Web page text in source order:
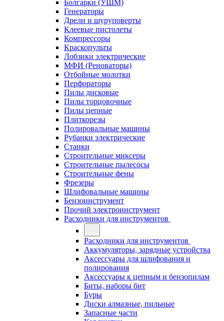
Болгарки (УШМ)
Генераторы
Дрели и шуруповерты
Клеевые пистолеты
Компрессоры
Краскопульты
Лобзики электрические
МФИ (Реноваторы)
Отбойные молотки
Перфораторы
Пилы дисковые
Пилы торцовочные
Пилы цепные
Плиткорезы
Полировальные машины
Рубанки электрические
Станки
Строительные миксеры
Строительные пылесосы
Строительные фены
Фрезеры
Шлифовальные машины
Бензоинструмент
Прочий электроинструмент
Расходники для инструментов
Расходники для инструментов
Аккумуляторы, зарядные устройства
Аксессуары для шлифования и
полирования
Аксессуары к цепным и бензопилам
Биты, наборы бит
Буры
Диски алмазные, пильные
Запасные части